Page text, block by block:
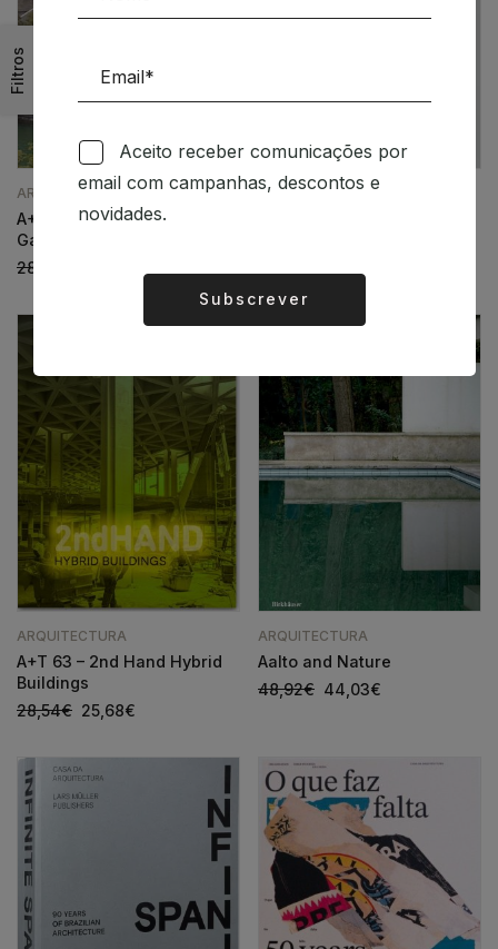
Filtros
ARQUITECTURA
A+U 662 25:11 Christ &
Gantenbein 10 Years
28,79
ARQUITECTURA
ARQUITECTURA
A+T 63 – 2nd Hand Hybrid
Buildings
28,54€ 25,68€
ARQUITECTURA
Aalto and Nature
48,92€ 44,03€
Aceito receber comunicações por
email com campanhas, descontos e
novidades.
Subscrever